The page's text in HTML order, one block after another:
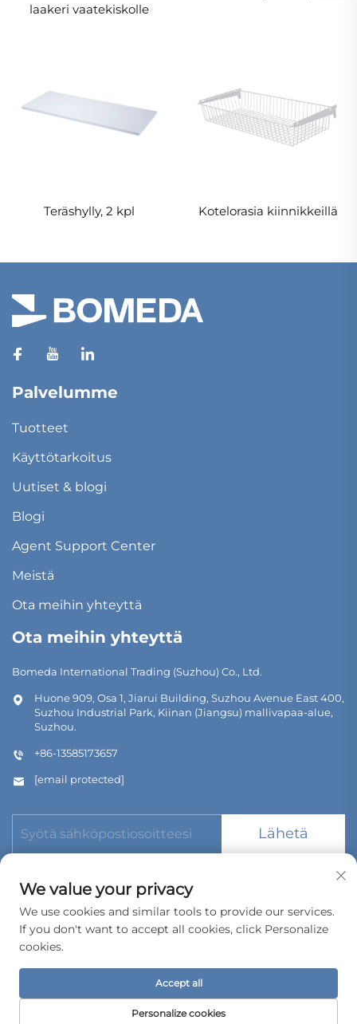
laakeri vaatekiskolle
Teräshylly, 2 kpl Kotelorasia kiinnikkeillä
Palvelumme
Tuotteet
Käyttötarkoitus
Uutiset & blogi
Blogi
Agent Support Center
Meistä
Ota meihin yhteyttä
Ota meihin yhteyttä
Bomeda International Trading (Suzhou) Co., Ltd.
Huone 909, Osa 1, Jiarui Building, Suzhou Avenue East 400,
Suzhou Industrial Park, Kiinan (Jiangsu) mallivapaa-alue,
Suzhou.
+86-13585173657
[email protected]
Lähetä
Tekijänoikeus © 2026 Bomeda International Trading (Suzhou)
Tietosuojakäytäntö
We value your privacy
We use cookies and similar tools to provide our services.
If you don't want to accept all cookies, click Personalize
cookies.
Personalize cookies
Accept all